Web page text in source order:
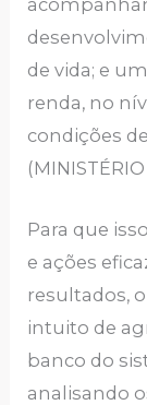
de vida; e
renda, no
condições
Para que
e ações
resultados,
intuito de
banco do
analisando